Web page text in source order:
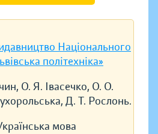
Національного
політехніка»
О. Я. Івасечко, О. О.
Д. Т. Рослонь.
мова